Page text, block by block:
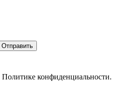
Отправить
Политике конфиденциальности.